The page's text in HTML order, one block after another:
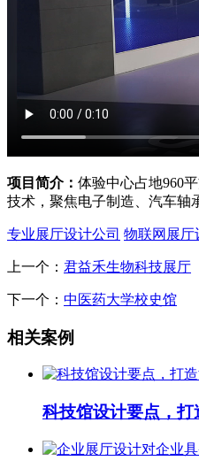
项目简介： 体验中心占地960
技术，聚焦电子制造、汽车轴
专业展厅设计公司 物联网展厅
上一个： 君益禾生物科技展厅
下一个： 中医药大学校史馆
相关案例
科技馆设计要点，